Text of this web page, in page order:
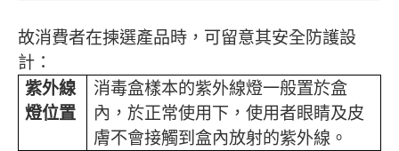
故消費者在揀選產品時，可留意其安全防護設
計：
紫外線
燈位置
消毒盒樣本的紫外線燈一般置於盒
內，於正常使用下，使用者眼睛及皮
膚不會接觸到盒內放射的紫外線。